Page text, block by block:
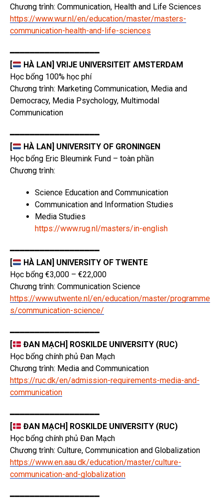
Chương trình: Communication, Health and Life Sciences
https://www.wur.nl/en/education/master/masters-
communication-health-and-life-sciences
━━━━━━━━━━━━━━━━━━
[
HÀ LAN] VRIJE UNIVERSITEIT AMSTERDAM
Học bổng 100% học phí
Chương trình: Marketing Communication, Media and
Democracy, Media Psychology, Multimodal
Communication
━━━━━━━━━━━━━━━━━━
[
HÀ LAN] UNIVERSITY OF GRONINGEN
Học bổng Eric Bleumink Fund – toàn phần
Chương trình:
Science Education and Communication
Communication and Information Studies
Media Studies
https://www.rug.nl/masters/in-english
━━━━━━━━━━━━━━━━━━
[
HÀ LAN] UNIVERSITY OF TWENTE
Học bổng €3,000 – €22,000
Chương trình: Communication Science
https://www.utwente.nl/en/education/master/programme
s/communication-science/
━━━━━━━━━━━━━━━━━━
[
ĐAN MẠCH] ROSKILDE UNIVERSITY (RUC)
Học bổng chính phủ Đan Mạch
Chương trình: Media and Communication
https://ruc.dk/en/admission-requirements-media-and-
communication
━━━━━━━━━━━━━━━━━━
[
ĐAN MẠCH] ROSKILDE UNIVERSITY (RUC)
Học bổng chính phủ Đan Mạch
Chương trình: Culture, Communication and Globalization
https://www.en.aau.dk/education/master/culture-
communication-and-globalization
━━━━━━━━━━━━━━━━━━